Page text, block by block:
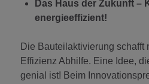
Das Haus der Zukunft –
energieeffizient!
Die Bauteilaktivierung schafft
Effizienz Abhilfe. Eine Idee,
genial ist! Beim